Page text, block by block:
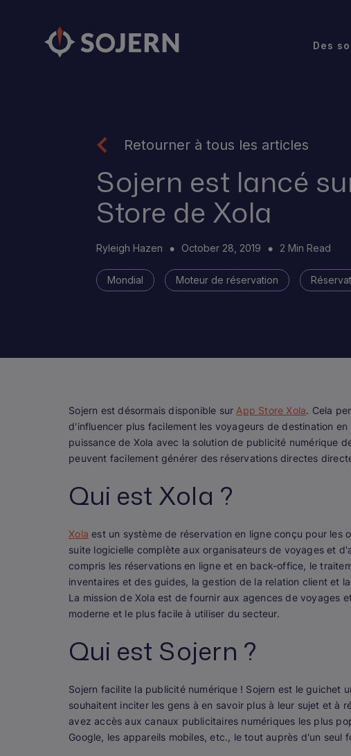
Des
Retourner à tous les articles
Sojern est lancé
Store de Xola
Ryleigh Hazen October 28, 2019 2 Min Read
Mondial Moteur de réservation
Sojern est désormais disponible sur App Store Xola. Cela
d'influencer plus facilement les voyageurs de destination
puissance de Xola avec la solution de publicité numérique
peuvent facilement générer des réservations directes
Qui est Xola ?
Xola est un système de réservation en ligne conçu pour
suite logicielle complète aux organisateurs de voyages et
compris les réservations en ligne et en back-office, le
inventaires et des guides, la gestion de la relation client et
La mission de Xola est de fournir aux agences de voyages
moderne et le plus facile à utiliser du secteur.
Qui est Sojern ?
Sojern facilite la publicité numérique ! Sojern est le
souhaitent inciter les gens à en savoir plus à leur sujet et à
avez accès aux canaux publicitaires numériques les plus
Google, les appareils mobiles, etc., le tout auprès d'un seul